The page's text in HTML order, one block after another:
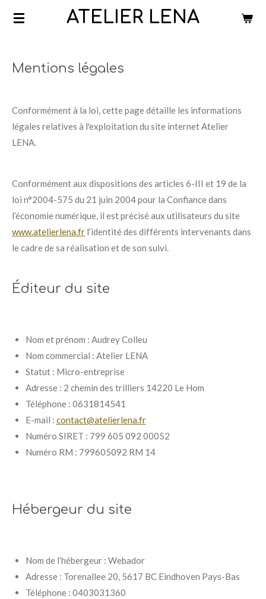
Passer
principal
ATELIER LENA
Mentions légales
Conformément à la loi, cette page détaille les informations
légales relatives à l'exploitation du site internet Atelier
LENA.
Conformément aux dispositions des articles 6-III et 19 de la
loi n°2004-575 du 21 juin 2004 pour la Confiance dans
l’économie numérique, il est précisé aux utilisateurs du site
www.atelierlena.fr l’identité des différents intervenants dans
le cadre de sa réalisation et de son suivi.
Éditeur du site
Nom et prénom : Audrey Colleu
Nom commercial : Atelier LENA
Statut : Micro-entreprise
Adresse : 2 chemin des trilliers 14220 Le Hom
Téléphone : 0631814541
E-mail : contact@atelierlena.fr
Numéro SIRET : 799 605 092 00052
Numéro RM : 799605092 RM 14
Hébergeur du site
Nom de l’hébergeur : Webador
Adresse : Torenallee 20, 5617 BC Eindhoven Pays-Bas
Téléphone : 0403031360